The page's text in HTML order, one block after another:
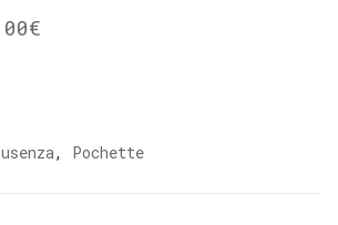
€
, Pochette